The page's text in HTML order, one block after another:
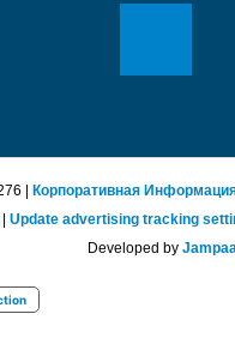
| Корпоративная
| Update advertising tracking
Developed by Jampaa